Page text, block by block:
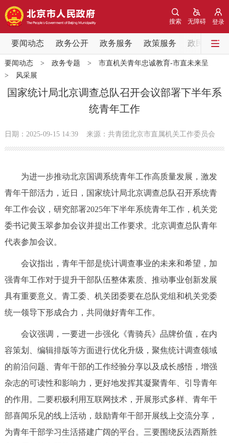
登录
无障碍
搜索
要闻动态 政务公开 政务服务 政策服务 政民互动
要闻动态
党中央精神 国务院信息 中央部委动态
北京要闻 会议信息 部门动态
市领导 机构职能 政策服务
政策兑现 政策解读 回应关切
决策公开
政务服务
个人服务 法人服务 部门服务
中介服务 阳光政务
政民互动
12345网上接诉即办
参与调查 在线访谈 图说互动
要闻动态> 政务专题 > 市直机关青年忠诚教育-市直未来呈
>
风采展
国家统计局北京调查总队召开会议部署下半年系
统青年工作
日期：2025-09-15 14:39 来源：共青团北京市直属机关工作委员会
为进一步推动北京国调系统青年工作高质量发展，激发
青年干部活力，近日，国家统计局北京调查总队召开系统青
年工作会议，研究部署2025年下半年系统青年工作，机关党
委书记黄玉翠参加会议并提出工作要求。北京调查总队青年
代表参加会议。
会议指出，青年干部是统计调查事业的未来和希望，加
强青年工作对于提升干部队伍整体素质、推动事业创新发展
具有重要意义。青工委、机关团委要在总队党组和机关党委
统一领导下形成合力，共同做好青年工作。
会议强调，一要进一步强化《青骑兵》品牌价值，在内
容策划、编辑排版等方面进行优化升级，聚焦统计调查领域
的前沿问题、青年干部的工作经验分享以及成长感悟，增强
杂志的可读性和影响力，更好地发挥其凝聚青年、引导青年
的作用。二要积极利用互联网技术，开展形式多样、青年干
部喜闻乐见的线上活动，鼓励青年干部开展线上交流分享，
为青年干部学习生活搭建广阔的平台。三要围绕反法西斯胜